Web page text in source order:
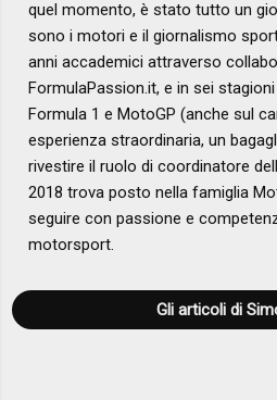
quel momento, è stato tutto un
sono i motori e il giornalismo
anni accademici attraverso
FormulaPassion.it, e in sei
Formula 1 e MotoGP (anche sul
esperienza straordinaria, un
rivestire il ruolo di coordinatore
2018 trova posto nella famiglia
seguire con passione e
motorsport.
Gli articoli di